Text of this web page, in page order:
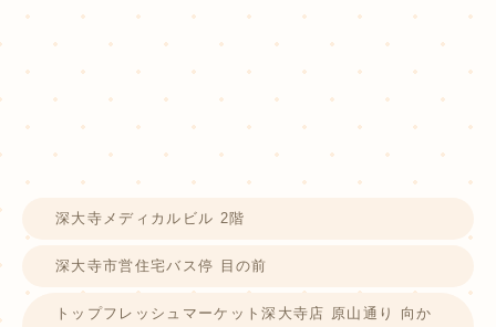
深大寺メディカルビル 2階
深大寺市営住宅バス停 目の前
トップフレッシュマーケット深大寺店 原山通り 向か